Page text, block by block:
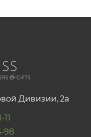
Дивизии, 2а
98